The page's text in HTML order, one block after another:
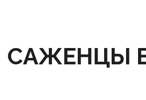
САЖЕНЦЫ